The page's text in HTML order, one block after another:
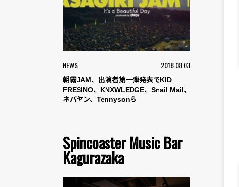
NEWS 2018.08.03
朝霧JAM、出演者第一弾発表でKID
FRESINO、KNXWLEDGE、Snail Mail、
ネバヤン、Tennysonら
Spincoaster Music Bar
Kagurazaka